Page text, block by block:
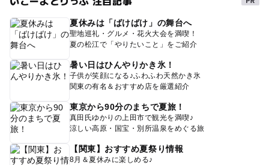
夏休みは「ばけばけ」の舞台へ
聖地巡礼・グルメ・花火大会を満喫！
夏の松江で「やりたいこと」をご紹介
暑い日はひんやりかき氷！
子供が笑顔になる♪ふわふわ天然かき氷
関東の有名＆おすすめ店を厳選紹介
東京から90分のまちで夏旅！
真田氏ゆかりの上田市で観光を満喫♪
涼しい高原・国宝・別所温泉をめぐる旅
【関東】おすすめ夏祭り情報
8月＆夏休みに楽しめる♪